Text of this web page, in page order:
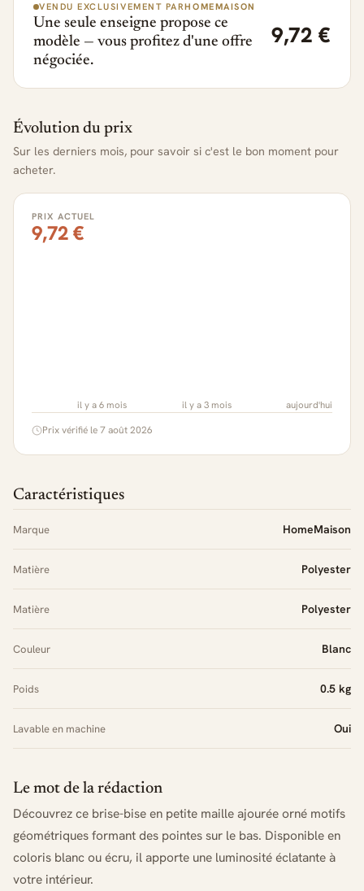
VENDU EXCLUSIVEMENT PARHOMEMAISON
Une seule enseigne propose ce
modèle — vous profitez d'une offre
négociée.
9,72 €
Évolution du prix
Sur les derniers mois, pour savoir si c'est le bon moment pour
acheter.
PRIX ACTUEL
9,72 €
il y a 6 mois il y a 3 mois aujourd'hui
Prix vérifié le 7 août 2026
Caractéristiques
Marque HomeMaison
Matière Polyester
Matière Polyester
Couleur Blanc
Poids 0.5 kg
Lavable en machine Oui
Le mot de la rédaction
Découvrez ce brise-bise en petite maille ajourée orné motifs
géométriques formant des pointes sur le bas. Disponible en
coloris blanc ou écru, il apporte une luminosité éclatante à
votre intérieur.